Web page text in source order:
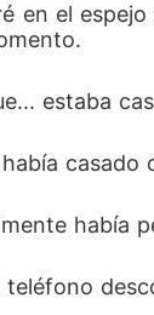
en el
estaba
casado
había
teléfono